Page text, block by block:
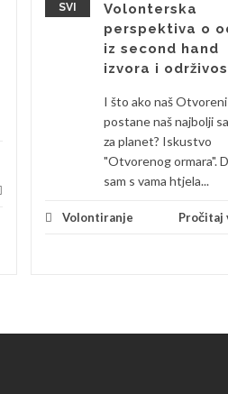
SVI
Volonterska
perspektiva o
iz second hand
izvora i
I što ako naš
postane naš najbolji
za planet? Iskustvo
"Otvorenog ormara".
sam s vama htjela...
Volontiranje Pročitaj